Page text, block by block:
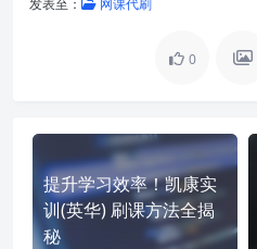
0
提升学习效率！凯康实
训(英华) 刷课方法全揭
秘